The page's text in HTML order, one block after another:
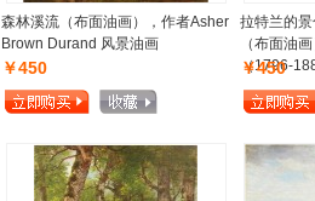
森林溪流（布面油画），作者Asher
Brown Durand 风景油画
￥450
拉特兰的
（布面油
（1796-
￥450